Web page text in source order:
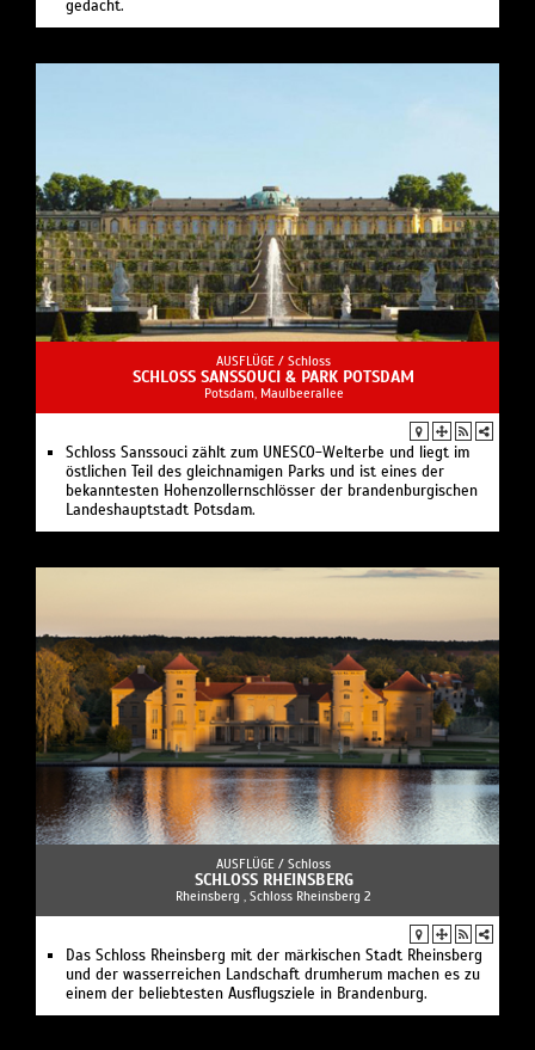
gedacht.
AUSFLÜGE / Schloss
SCHLOSS SANSSOUCI & PARK POTSDAM
Potsdam, Maulbeerallee
Schloss Sanssouci zählt zum UNESCO-Welterbe und liegt im
östlichen Teil des gleichnamigen Parks und ist eines der
bekanntesten Hohenzollernschlösser der brandenburgischen
Landeshauptstadt Potsdam.
AUSFLÜGE / Schloss
SCHLOSS RHEINSBERG
Rheinsberg , Schloss Rheinsberg 2
Das Schloss Rheinsberg mit der märkischen Stadt Rheinsberg
und der wasserreichen Landschaft drumherum machen es zu
einem der beliebtesten Ausflugsziele in Brandenburg.